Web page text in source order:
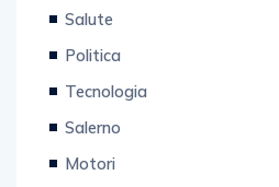
Salute
Politica
Tecnologia
Salerno
Motori